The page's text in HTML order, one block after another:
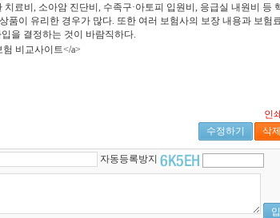
료비, 소아암 진단비, 수족구·아토피 입원비, 응급실 내원비 등
품이 유리한 경우가 많다. 또한 여러 보험사의 보장 내용과 보험
을 결정하는 것이 바람직하다.
험 비교사이트</a>
인
수정하기 삭
자동등록방지